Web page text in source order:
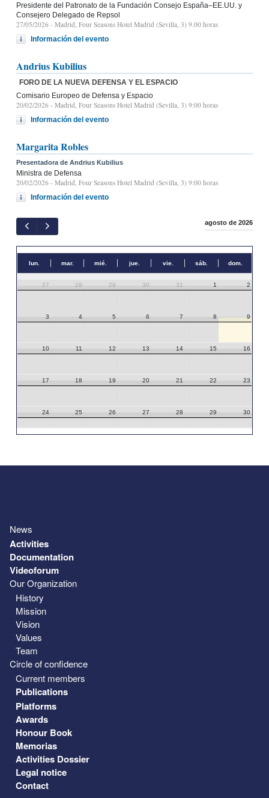
Presidente del Patronato de la Fundación Consejo España–EE.UU. y
Consejero Delegado de Repsol
27/05/2026 - Madrid, Four Seasons Hotel Madrid (Sevilla, 3) 9.00 horas
Información del evento
Andrius Kubilius
FORO DE LA NUEVA DEFENSA Y EL ESPACIO
Comisario Europeo de Defensa y Espacio
20/02/2026 - Madrid, Four Seasons Hotel Madrid (Sevilla, 3) 9:00 horas
Información del evento
Margarita Robles
Presentadora de Andrius Kubilius
Ministra de Defensa
20/02/2026 - Madrid, Four Seasons Hotel Madrid (Sevilla, 3) 9:00 horas
Información del evento
agosto de 2026
lun. mar. mié. jue. vie. sáb. dom.
27 28 29 30 31 1 2
3 4 5 6 7 8 9
10 11 12 13 14 15 16
17 18 19 20 21 22 23
24 25 26 27 28 29 30
News
Activities
Documentation
Videoforum
Our Organization
History
Mission
Vision
Values
Team
Circle of confidence
Current members
Publications
Platforms
Awards
Honour Book
Memorias
Activities Dossier
Legal notice
Contact